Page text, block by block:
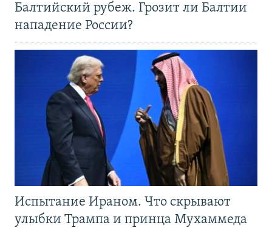
Балтийский рубеж. Грозит ли Балтии
нападение России?
Испытание Ираном. Что скрывают
улыбки Трампа и принца Мухаммеда